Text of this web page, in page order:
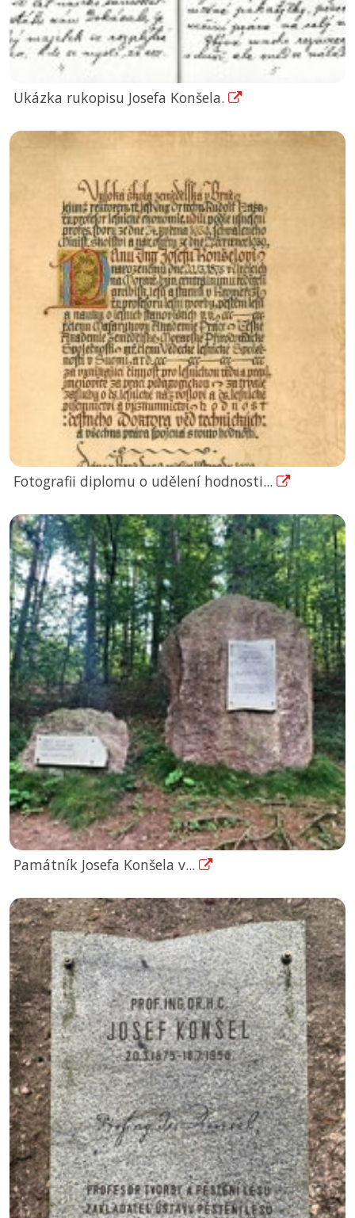
Ukázka rukopisu Josefa Konšela.
Fotografii diplomu o udělení hodnosti...
Památník Josefa Konšela v...